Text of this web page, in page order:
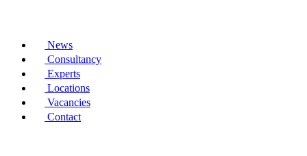
News
Consultancy
Experts
Locations
Vacancies
Contact